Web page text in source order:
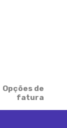
Opções de
fatura